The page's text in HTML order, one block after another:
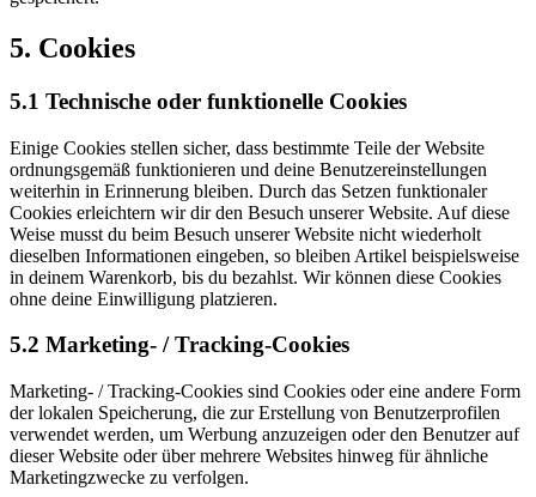
5. Cookies
5.1 Technische oder funktionelle Cookies
Einige Cookies stellen sicher, dass bestimmte Teile der Website
ordnungsgemäß funktionieren und deine Benutzereinstellungen
weiterhin in Erinnerung bleiben. Durch das Setzen funktionaler
Cookies erleichtern wir dir den Besuch unserer Website. Auf diese
Weise musst du beim Besuch unserer Website nicht wiederholt
dieselben Informationen eingeben, so bleiben Artikel beispielsweise
in deinem Warenkorb, bis du bezahlst. Wir können diese Cookies
ohne deine Einwilligung platzieren.
5.2 Marketing- / Tracking-Cookies
Marketing- / Tracking-Cookies sind Cookies oder eine andere Form
der lokalen Speicherung, die zur Erstellung von Benutzerprofilen
verwendet werden, um Werbung anzuzeigen oder den Benutzer auf
dieser Website oder über mehrere Websites hinweg für ähnliche
Marketingzwecke zu verfolgen.